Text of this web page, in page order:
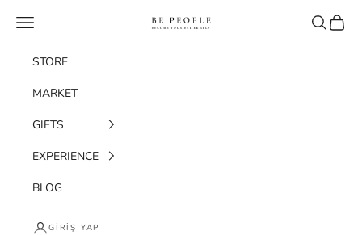
bepeople.co
Menü Ara Sepet
STORE
MARKET
GIFTS
EXPERIENCE
BLOG
GIRIŞ YAP